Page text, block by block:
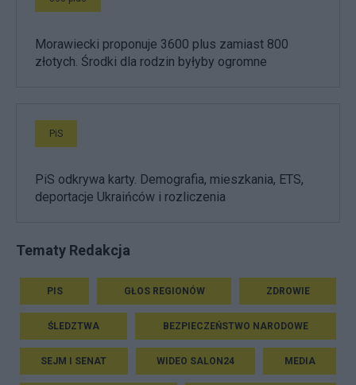
Morawiecki proponuje 3600 plus zamiast 800
złotych. Środki dla rodzin byłyby ogromne
PiS
PiS odkrywa karty. Demografia, mieszkania, ETS,
deportacje Ukraińców i rozliczenia
Tematy Redakcja
PIS GŁOS REGIONÓW ZDROWIE
ŚLEDZTWA BEZPIECZEŃSTWO NARODOWE
SEJM I SENAT WIDEO SALON24 MEDIA